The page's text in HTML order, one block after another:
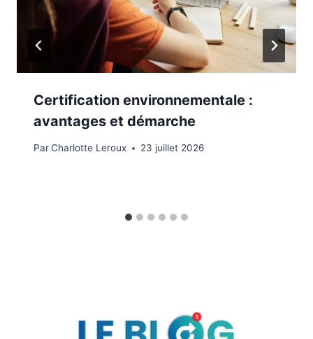
Certification environnementale :
avantages et démarche
ParCharlotte Leroux 23 juillet 2026